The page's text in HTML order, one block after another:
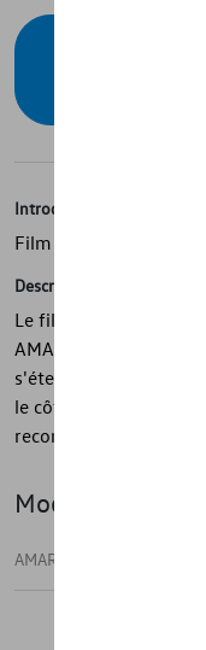
Introduction
Film décoratif
Description
Le film décoratif
AMAROK » valorise
s'étend sur toute la
le côté du véhicule.
recommandée.
Modèle(s)
AMAROK